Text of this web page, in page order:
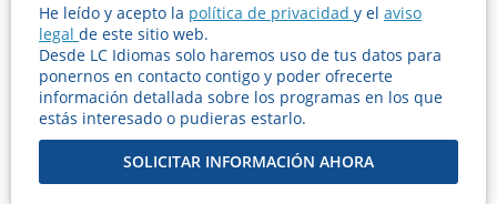
He leído y acepto la política de privacidad y el aviso
legal de este sitio web.
Desde LC Idiomas solo haremos uso de tus datos para
ponernos en contacto contigo y poder ofrecerte
información detallada sobre los programas en los que
estás interesado o pudieras estarlo.
SOLICITAR INFORMACIÓN AHORA